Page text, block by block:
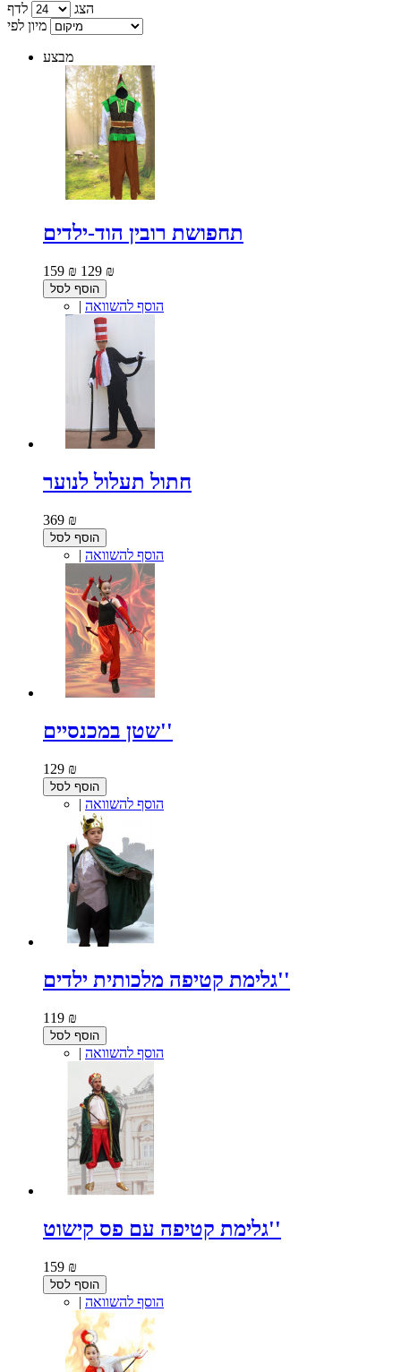
הצג
לדף
מיון לפי
מבצע
תחפושת רובין הוד-ילדים
159 ₪ 129 ₪
הוסף לסל
| הוסף להשוואה
חתול תעלול לנוער
369 ₪
הוסף לסל
| הוסף להשוואה
שטן במכנסיים''
129 ₪
הוסף לסל
| הוסף להשוואה
גלימת קטיפה מלכותית ילדים''
119 ₪
הוסף לסל
| הוסף להשוואה
גלימת קטיפה עם פס קישוט''
159 ₪
הוסף לסל
| הוסף להשוואה